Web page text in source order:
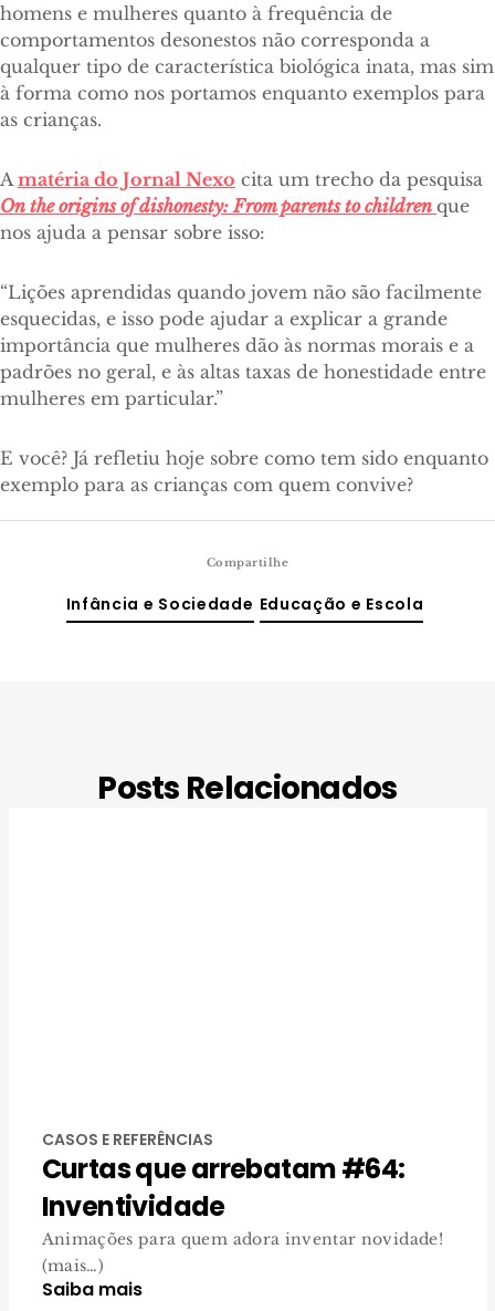
homens e mulheres quanto à frequência de
comportamentos desonestos não corresponda a
qualquer tipo de característica biológica inata, mas sim
à forma como nos portamos enquanto exemplos para
as crianças.
Amatéria do Jornal Nexo cita um trecho da pesquisa
On the origins of dishonesty: From parents to children que
nos ajuda a pensar sobre isso:
“Lições aprendidas quando jovem não são facilmente
esquecidas, e isso pode ajudar a explicar a grande
importância que mulheres dão às normas morais e a
padrões no geral, e às altas taxas de honestidade entre
mulheres em particular.”
E você? Já refletiu hoje sobre como tem sido enquanto
exemplo para as crianças com quem convive?
Compartilhe
Infância e Sociedade Educação e Escola
Posts Relacionados
CASOS E REFERÊNCIAS
Curtas que arrebatam #64:
Inventividade
Animações para quem adora inventar novidade!
(mais…)
Saiba mais